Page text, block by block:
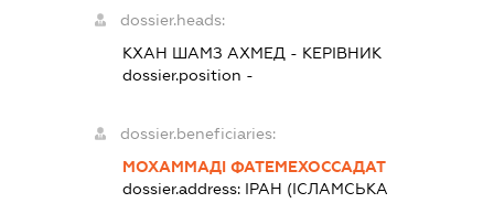
dossier.heads:
КХАН ШАМЗ АХМЕД - КЕРІВНИК
dossier.position -
dossier.beneficiaries:
МОХАММАДІ ФАТЕМЕХОССАДАТ
dossier.address: ІРАН (ІСЛАМСЬКА